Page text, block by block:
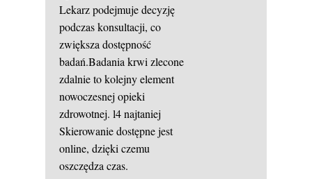
Lekarz podejmuje decyzję
podczas konsultacji, co
zwiększa dostępność
badań.Badania krwi zlecone
zdalnie to kolejny element
nowoczesnej opieki
zdrowotnej. l4 najtaniej
Skierowanie dostępne jest
online, dzięki czemu
oszczędza czas.